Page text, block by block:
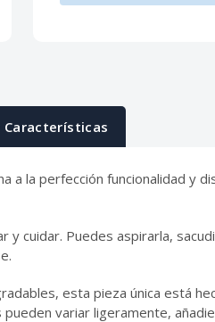
Características
a la perfección funcionalidad y
y cuidar. Puedes aspirarla,
esta pieza única está
variar ligeramente,